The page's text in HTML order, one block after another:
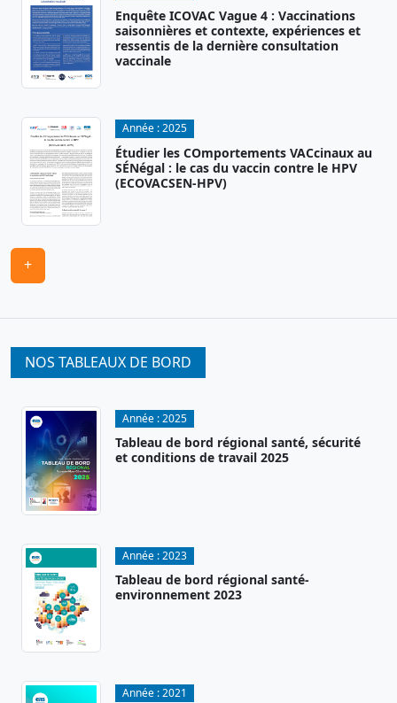
Enquête ICOVAC Vague 4 : Vaccinations
saisonnières et contexte, expériences et
ressentis de la dernière consultation
vaccinale
Année :2025
Étudier les COmportements VACcinaux au
SÉNégal : le cas du vaccin contre le HPV
(ECOVACSEN-HPV)
+
NOS TABLEAUX DE BORD
Année :2025
Tableau de bord régional santé, sécurité
et conditions de travail 2025
Année :2023
Tableau de bord régional santé-
environnement 2023
Année :2021